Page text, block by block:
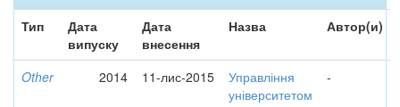
Тип
Дата
випуску
Дата
внесення
Назва Автор(и)
Other 2014 11-лис-2015
Управління
університетом
-